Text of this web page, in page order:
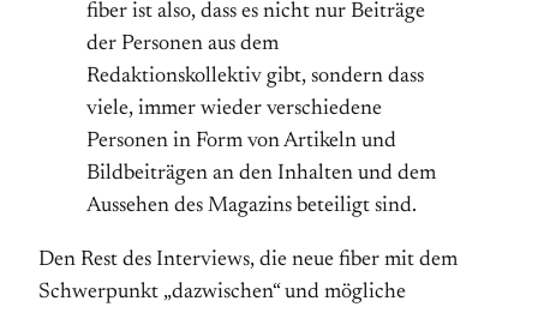
fiber ist also, dass es nicht nur Beiträge
der Personen aus dem
Redaktionskollektiv gibt, sondern dass
viele, immer wieder verschiedene
Personen in Form von Artikeln und
Bildbeiträgen an den Inhalten und dem
Aussehen des Magazins beteiligt sind.
Den Rest des Interviews, die neue fiber mit dem
Schwerpunkt „dazwischen“ und mögliche